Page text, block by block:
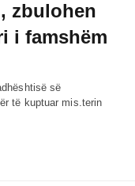
zbulohen
i famshëm
së
të kuptuar mis.terin